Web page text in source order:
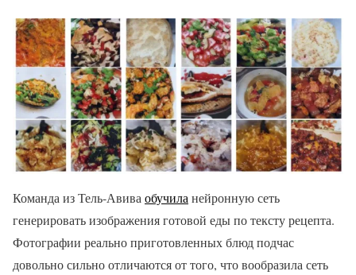
Команда из Тель-Авиваобучиланейронную сеть
генерировать изображения готовой еды по тексту рецепта.
Фотографии реально приготовленных блюд подчас
довольно сильно отличаются от того, что вообразила сеть